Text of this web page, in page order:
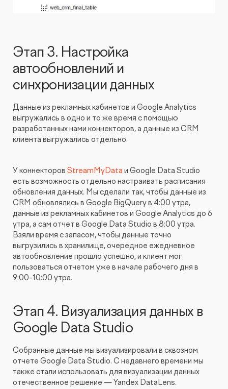
Этап 3. Настройка
автообновлений и
синхронизации данных
Данные из рекламных кабинетов и Google Analytics
выгружались в одно и то же время с помощью
разработанных нами коннекторов, а данные из CRM
клиента выгружались отдельно.
У коннекторов StreamMyData и Google Data Studio
есть возможность отдельно настраивать расписания
обновления данных. Мы сделали так, чтобы данные из
CRM обновлялись в Google BigQuery в 4:00 утра,
данные из рекламных кабинетов и Google Analytics до 6
утра, а сам отчет в Google Data Studio в 8:00 утра.
Взяли время с запасом, чтобы данные точно
выгрузились в хранилище, очередное ежедневное
автообновление прошло успешно, и клиент мог
пользоваться отчетом уже в начале рабочего дня в
9:00-10:00 утра.
Этап 4. Визуализация данных в
Google Data Studio
Собранные данные мы визуализировали в сквозном
отчете Google Data Studio. С недавнего времени мы
также стали использовать для визуализации данных
отечественное решение — Yandex DataLens.